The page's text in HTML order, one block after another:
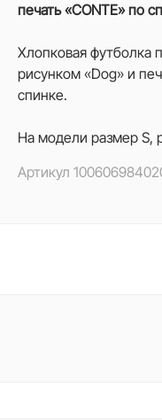
печать «CONTE» по
Хлопковая футболка
рисунком «Dog» и
спинке.
На модели размер S,
Артикул